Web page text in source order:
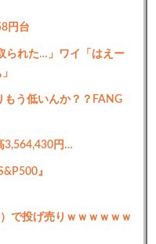
円台
られた…」ワイ「はえー
もう低いんか？？FANG
3,564,430円…
』
で投げ売りｗｗｗｗｗｗ